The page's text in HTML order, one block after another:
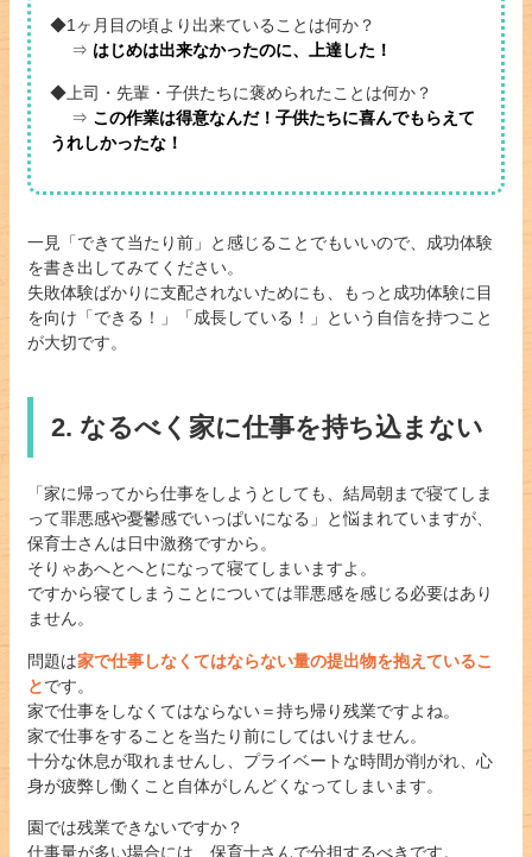
◆1ヶ月目の頃より出来ていることは何か？
⇒ はじめは出来なかったのに、上達した！
◆上司・先輩・子供たちに褒められたことは何か？
⇒ この作業は得意なんだ！子供たちに喜んでもらえて
うれしかったな！
一見「できて当たり前」と感じることでもいいので、成功体験
を書き出してみてください。
失敗体験ばかりに支配されないためにも、もっと成功体験に目
を向け「できる！」「成長している！」という自信を持つこと
が大切です。
2. なるべく家に仕事を持ち込まない
「家に帰ってから仕事をしようとしても、結局朝まで寝てしま
って罪悪感や憂鬱感でいっぱいになる」と悩まれていますが、
保育士さんは日中激務ですから。
そりゃあへとへとになって寝てしまいますよ。
ですから寝てしまうことについては罪悪感を感じる必要はあり
ません。
問題は家で仕事しなくてはならない量の提出物を抱えているこ
とです。
家で仕事をしなくてはならない＝持ち帰り残業ですよね。
家で仕事をすることを当たり前にしてはいけません。
十分な休息が取れませんし、プライベートな時間が削がれ、心
身が疲弊し働くこと自体がしんどくなってしまいます。
園では残業できないですか？
仕事量が多い場合には、保育士さんで分担するべきです。